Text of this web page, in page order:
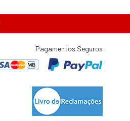
Pagamentos Seguros